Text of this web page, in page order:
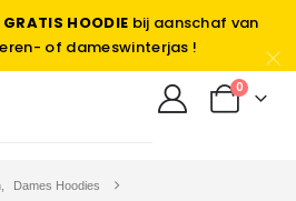
GRATIS HOODIE bij aanschaf van
of dameswinterjas !
0
Dames Hoodies